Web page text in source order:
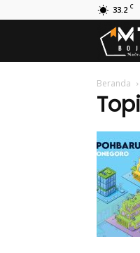
33.2 C
Beranda